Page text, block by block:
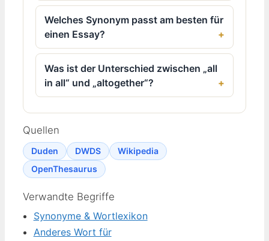
Welches Synonym passt am besten für
einen Essay?
Was ist der Unterschied zwischen „all
in all“ und „altogether“?
Quellen
Duden DWDS
Wikipedia
OpenThesaurus
Verwandte Begriffe
Synonyme & Wortlexikon
Anderes Wort für